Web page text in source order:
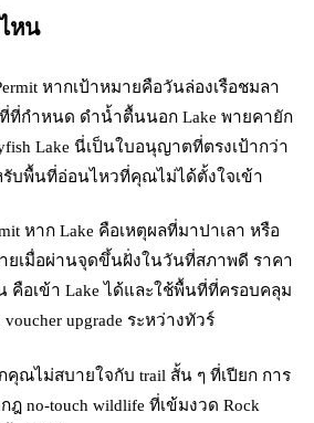
หน
หากเป้าหมายคือวันล่องเรือชมลา
ที่กำหนด ดำน้ำตื้นนอก Lake พายคายัก
Lake นี่เป็นใบอนุญาตที่ตรงเป้ากว่า
รับพื้นที่อ่อนไหวที่คุณไม่ได้ตั้งใจเข้า
หาก Lake คือเหตุผลที่มาปาเลา หรือ
ยเมื่อผ่านจุดขึ้นฝั่งในวันที่สภาพดี ราคา
คือเข้า Lake ได้และใช้พื้นที่ที่ครอบคลุม
upgrade ระหว่างทัวร์
ณไม่สบายใจกับ trail สั้น ๆ ที่เปียก การ
no-touch wildlife ที่เข้มงวด Rock